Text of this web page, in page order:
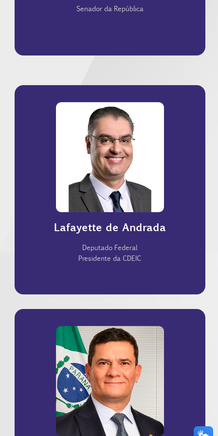
Senador da República
Lafayette de Andrada
Deputado Federal
Presidente da CDEIC
dos principais articuladores legislativos em temas
relator do anteprojeto do novo Código Brasileiro
de Energia Elétrica e da Comissão Especial sobre
Direito Digital, propondo marcos para regulação de
ativos digitais e contratos inteligentes. É o atual
presidente da Comissão de Desenvolvimento
Econômico (CDE), atuando em pautas econômicas
e regulatórias.